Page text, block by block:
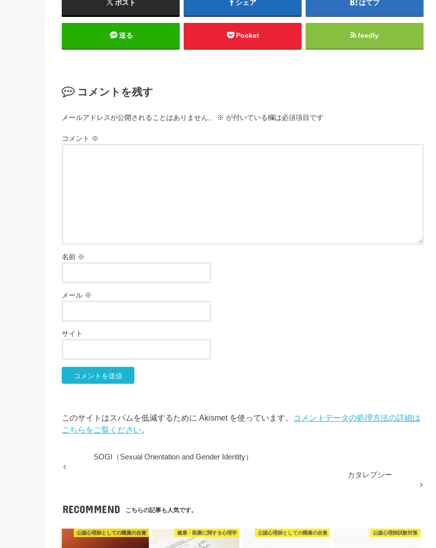
ポスト シェア はてブ
送る Pocket feedly
コメントを残す
メールアドレスが公開されることはありません。 ※ が付いている欄は必須項目です
コメント ※
名前 ※
メール ※
サイト
このサイトはスパムを低減するために Akismet を使っています。
コメントデータの処理方法の詳細は
こちらをご覧ください
SOGI（Sexual Orientation and Gender Identity）
カタレプシー
RECOMMEND こちらの記事も人気です。
公認心理師としての職責の自覚 健康・医療に関する心理学 公認心理師としての職責の自覚 公認心理師試験対策